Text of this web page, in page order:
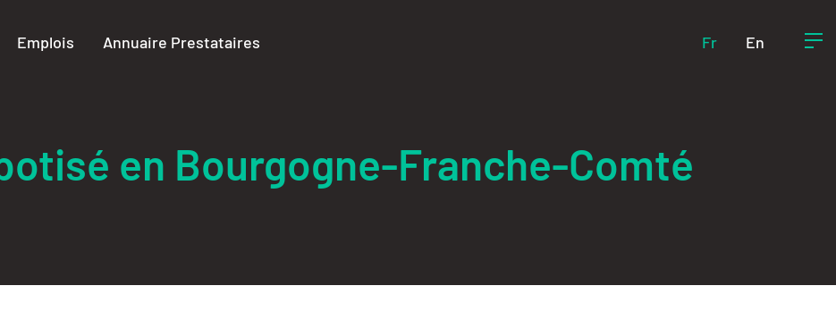
Emplois Annuaire Prestataires Fr En
en Bourgogne-Franche-Comté